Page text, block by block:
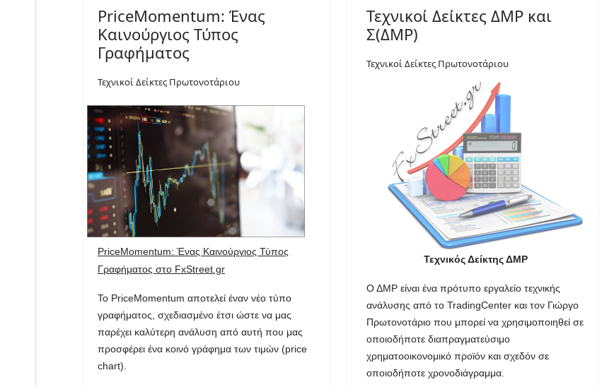
PriceMomentum: Ένας
Καινούργιος Τύπος
Γραφήματος
Τεχνικοί Δείκτες Πρωτονοτάριου
PriceMomentum: Ένας Καινούργιος Τύπος
Γραφήματος στο FxStreet.gr
Το PriceMomentum αποτελεί έναν νέο τύπο
γραφήματος, σχεδιασμένο έτσι ώστε να μας
παρέχει καλύτερη ανάλυση από αυτή που μας
προσφέρει ένα κοινό γράφημα των τιμών (price
chart).
Τεχνικοί Δείκτες ΔMP και
Σ(ΔMP)
Τεχνικοί Δείκτες Πρωτονοτάριου
Τεχνικός Δείκτης ΔMP
Ο ΔMP είναι ένα πρότυπο εργαλείο τεχνικής
ανάλυσης από το TradingCenter και τον Γιώργο
Πρωτονοτάριο που μπορεί να χρησιμοποιηθεί σε
οποιοδήποτε διαπραγματεύσιμο
χρηματοοικονομικό προϊόν και σχεδόν σε
οποιοδήποτε χρονοδιάγραμμα.